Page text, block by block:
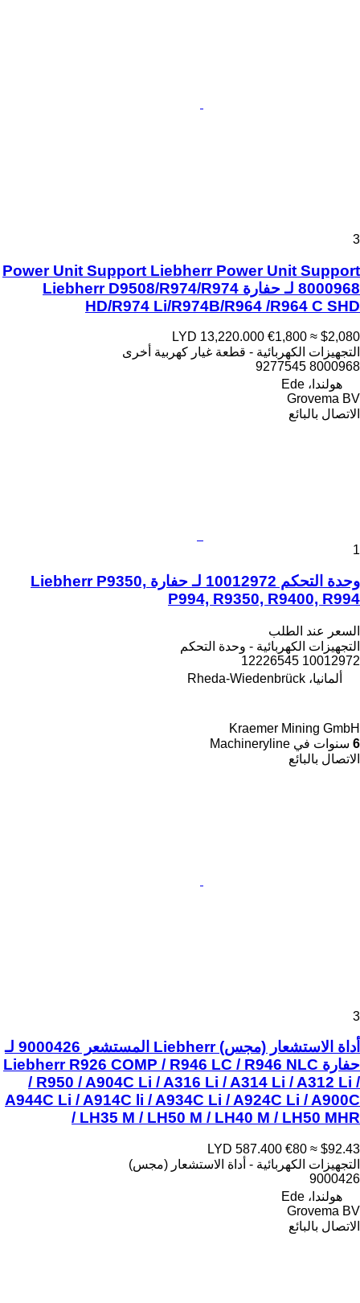
3
Power Unit Support Liebherr Power Unit Support
8000968 لـ حفارة Liebherr D9508/R974/R974
HD/R974 Li/R974B/R964 /R964 C SHD
LYD 13,220.000 €1,800 ≈ $2,080
التجهيزات الكهربائية - قطعة غيار كهربية أخرى
8000968 9277545
هولندا، Ede
Grovema BV
الاتصال بالبائع
1
وحدة التحكم 10012972 لـ حفارة Liebherr P9350,
P994, R9350, R9400, R994
السعر عند الطلب
التجهيزات الكهربائية - وحدة التحكم
10012972 12226545
ألمانيا، Rheda-Wiedenbrück
Kraemer Mining GmbH
6 سنوات في Machineryline
الاتصال بالبائع
3
أداة الاستشعار (مجس) Liebherr المستشعر 9000426 لـ
حفارة Liebherr R926 COMP / R946 LC / R946 NLC
/ R950 / A904C Li / A316 Li / A314 Li / A312 Li /
A944C Li / A914C li / A934C Li / A924C Li / A900C
/ LH35 M / LH50 M / LH40 M / LH50 MHR
LYD 587.400 €80 ≈ $92.43
التجهيزات الكهربائية - أداة الاستشعار (مجس)
9000426
هولندا، Ede
Grovema BV
الاتصال بالبائع